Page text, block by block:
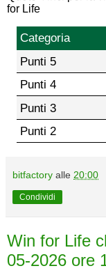
for Life
Categoria
Punti 5
Punti 4
Punti 3
Punti 2
bitfactory alle 20:00
Condividi
Win for Life
05-2026 ore